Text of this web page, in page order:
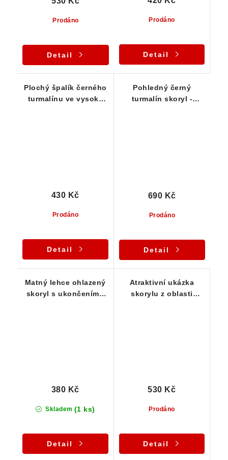
Prodáno
Detail
Prodáno
Detail
Plochý špalík černého
turmalínu ve vysoké
Prodáno
430 Kč
Detail
Pohledný černý
turmalín skoryl -
Prodáno
690 Kč
Detail
Matný lehce ohlazený
skoryl s ukončením -
Skladem (1 ks)
380 Kč
Detail
Atraktivní ukázka
skorylu z oblasti
Prodáno
530 Kč
Detail